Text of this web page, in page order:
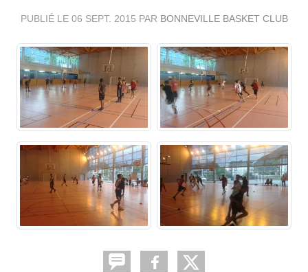
PUBLIÉ LE 06 SEPT. 2015 PAR BONNEVILLE BASKET CLUB